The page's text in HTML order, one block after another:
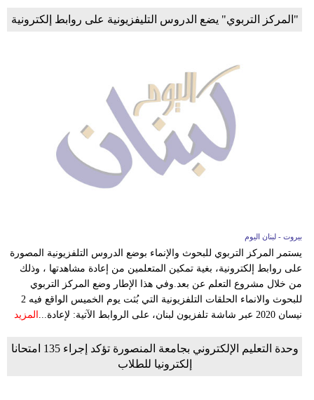
"المركز التربوي" يضع الدروس التليفزيونية على روابط إلكترونية
بيروت - لبنان اليوم
يستمر المركز التربوي للبحوث والإنماء بوضع الدروس التلفزيونية المصورة
على روابط إلكترونية، بغية تمكين المتعلمين من إعادة مشاهدتها ، وذلك
من خلال مشروع التعلم عن بعد.وفي هذا الإطار وضع المركز التربوي
للبحوث والانماء الحلقات التلفزيونية التي بُثت يوم الخميس الواقع فيه 2
نيسان 2020 عبر شاشة تلفزيون لبنان، على الروابط الآتية: لإعادة...
المزيد
وحدة التعليم الإلكتروني بجامعة المنصورة تؤكد إجراء 135 امتحانا
إلكترونيا للطلاب